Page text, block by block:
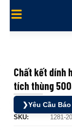
Chất kết dính
tích thùng
❯Yêu Cầu
SKU: 1281-